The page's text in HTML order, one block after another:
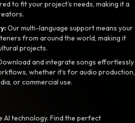
to fit your project’s needs, making it a
Our multi-language support means your
from around the world, making it
projects.
and integrate songs effortlessly
whether it’s for audio production,
or commercial use.
technology. Find the perfect